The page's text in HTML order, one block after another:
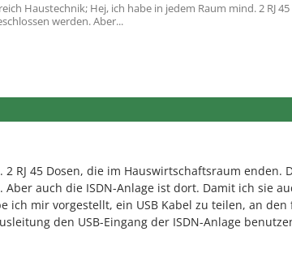
Haustechnik; Hej, ich habe in jedem Raum mind. 2 RJ
werden. Aber...
RJ 45 Dosen, die im Hauswirtschaftsraum enden.
Aber auch die ISDN-Anlage ist dort. Damit ich sie
ich mir vorgestellt, ein USB Kabel zu teilen, an den
den USB-Eingang der ISDN-Anlage